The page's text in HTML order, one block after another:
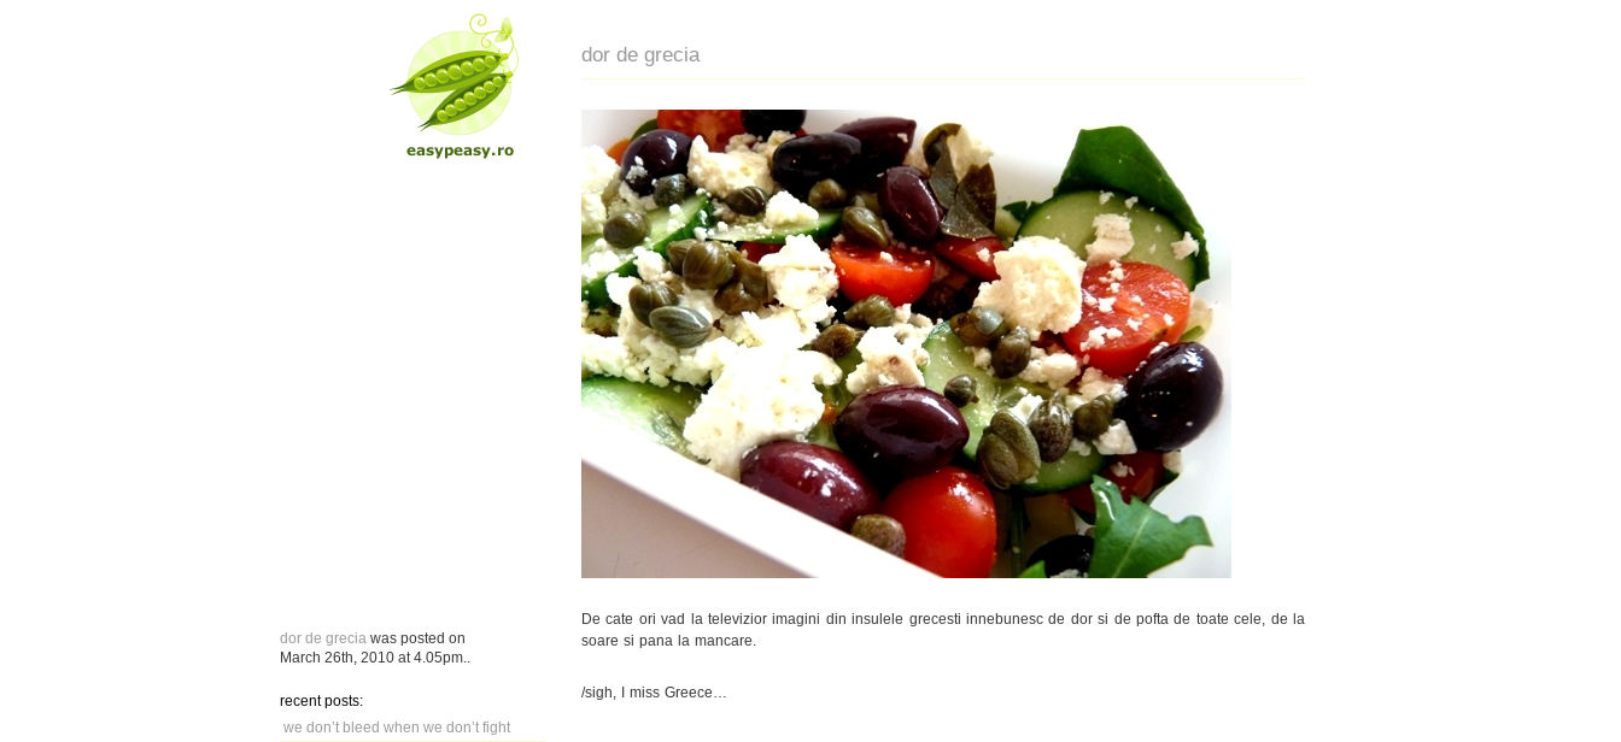
dor de grecia was posted on
March 26th, 2010 at 4.05pm
recent posts:
we don’t bleed when we don’t fight
dor de grecia
De cate ori vad la televizior imagini din insulele grecesti innebunesc de dor si de pofta de toate cele, de la
soare si pana la mancare.
/sigh, I miss Greece…